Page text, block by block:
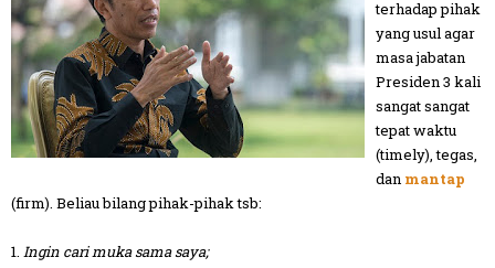
terhadap pihak
yang usul agar
masa jabatan
Presiden 3 kali
sangatsangat
tepat waktu
(timely), tegas,
dan mantap
(firm). Beliau bilang pihak-pihak tsb:
1. Ingin cari muka sama saya;